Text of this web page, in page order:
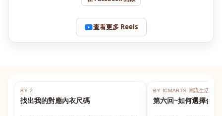
查看更多 Reels
BY 2
找出我的對應內衣尺碼
BY ICMARTS 潮流生活百貨
第六回~如何選擇合適